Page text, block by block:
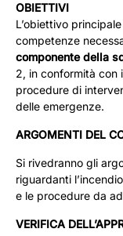
OBIETTIVI
L’obiettivo
competenze
componente della
2, in conformità con
procedure di
delle emergenze.
ARGOMENTI DEL
Si rivedranno gli
riguardanti
e le procedure da
VERIFICA